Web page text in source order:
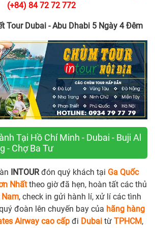
(+84) 84 72 72 772
Tour Dubai - Abu Dhabi 5 Ngày 4 Đêm
Tại Hồ Chí Minh - Dubai - Buji Al
- Chợ Ba Tư
INTOURđón quý khách tại Ga Quốc
Nhấttheo giờ đã hẹn, hoàn tất các thủ
Nam, check in gửi hành lí, xử lí các tình
đoàn lên chuyến bay của hãng hàng
Airway cao cấp đi Dubai từ TPHCM,